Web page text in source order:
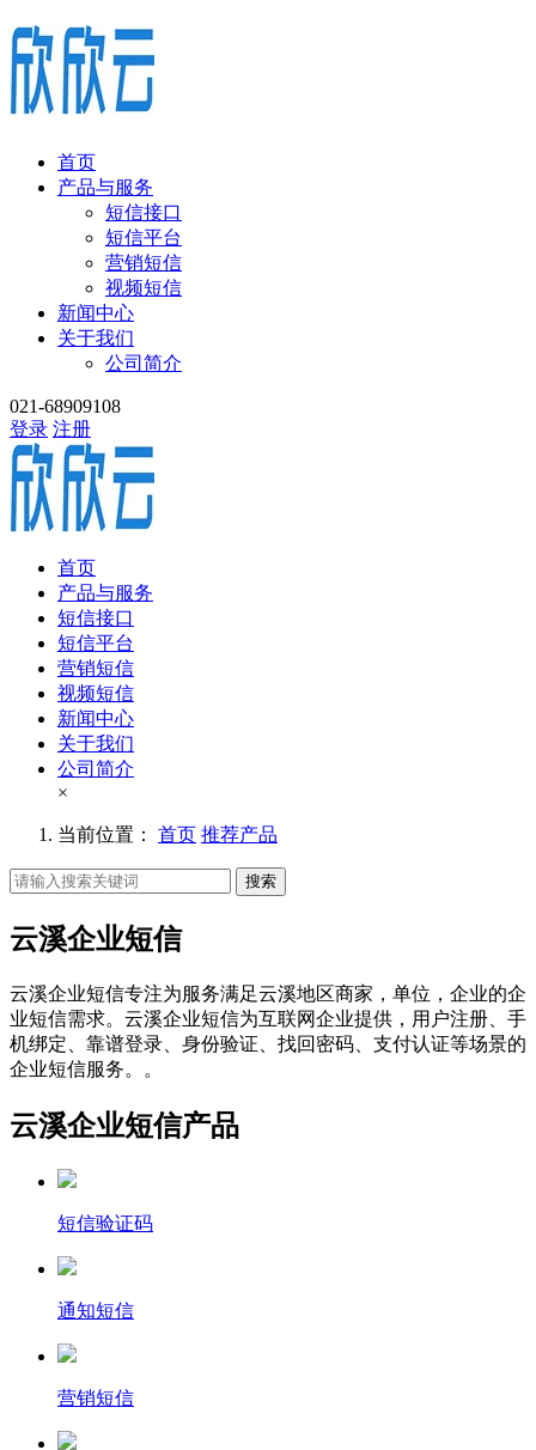
首页
产品与服务
短信接口
短信平台
营销短信
视频短信
新闻中心
关于我们
公司简介
021-68909108
登录 注册
首页
产品与服务
短信接口
短信平台
营销短信
视频短信
新闻中心
关于我们
公司简介
×
当前位置： 首页 推荐产品
搜索
云溪企业短信
云溪企业短信专注为服务满足云溪地区商家，单位，企业的企
业短信需求。云溪企业短信为互联网企业提供，用户注册、手
机绑定、靠谱登录、身份验证、找回密码、支付认证等场景的
企业短信服务。。
云溪企业短信产品
短信验证码
通知短信
营销短信